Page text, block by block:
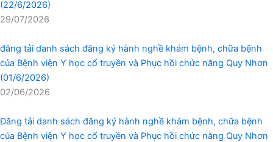
(22/6/2026)
29/07/2026
đăng tải danh sách đăng ký hành nghề khám bệnh, chữa bệnh
của Bệnh viện Y học cổ truyền và Phục hồi chức năng Quy Nhơn
(01/6/2026)
02/06/2026
Đăng tải danh sách đăng ký hành nghề khám bệnh, chữa bệnh
của Bệnh viện Y học cổ truyền và Phục hồi chức năng Quy Nhơn